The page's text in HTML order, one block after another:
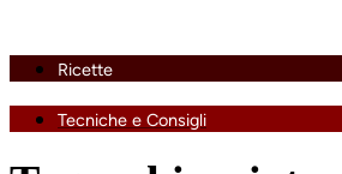
Ricette
Tecniche e Consigli